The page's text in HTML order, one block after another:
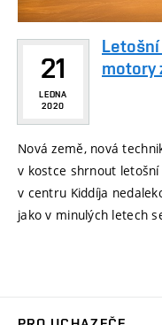
21
LEDNA
2020
Letošní
motory
Nová země, nová
v kostce shrnout
v centru Kiddíja
jako v minulých letech